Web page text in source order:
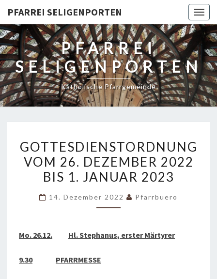
PFARREI SELIGENPORTEN
PFARREI
SELIGENPORTEN
Katholische Pfarrgemeinde
VOM
26.
DEZEMBER
BIS
2023
GOTTESDIENSTORDNUNG
VOM 26. DEZEMBER 2022
BIS 1. JANUAR 2023
14. Dezember 2022 Pfarrbuero
Mo. 26.12. Hl. Stephanus, erster Märtyrer
9.30 PFARRMESSE